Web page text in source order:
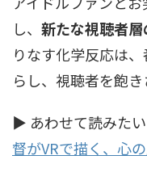
し、 新たな視聴者
りなす化学反応は
らし、視聴者を飽き
▶ あわせて読みたい
督がVRで描く、心